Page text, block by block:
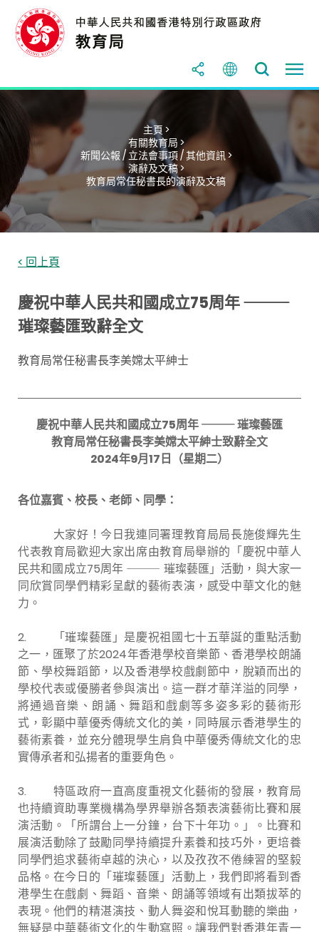
主頁 >
有關教育局 >
新聞公報 / 立法會事項 / 其他資訊 >
演辭及文稿 >
教育局常任秘書長的演辭及文稿
< 回上頁
慶祝中華人民共和國成立75周年 ⸻
璀璨藝匯致辭全文
教育局常任秘書長李美嫦太平紳士
慶祝中華人民共和國成立75周年⸻璀璨藝匯
教育局常任秘書長李美嫦太平紳士致辭全文
2024年9月17日（星期二）
各位嘉賓、校長、老師、同學：
大家好！今日我連同署理教育局局長施俊輝先生
代表教育局歡迎大家出席由教育局舉辦的「慶祝中華人
民共和國成立75周年 ⸻ 璀璨藝匯」活動，與大家一
同欣賞同學們精彩呈獻的藝術表演，感受中華文化的魅
力。
2. 「璀璨藝匯」是慶祝祖國七十五華誕的重點活動
之一，匯聚了於2024年香港學校音樂節、香港學校朗誦
節、學校舞蹈節，以及香港學校戲劇節中，脫穎而出的
學校代表或優勝者參與演出。這一群才華洋溢的同學，
將通過音樂、朗誦、舞蹈和戲劇等多姿多彩的藝術形
式，彰顯中華優秀傳統文化的美，同時展示香港學生的
藝術素養，並充分體現學生肩負中華優秀傳統文化的忠
實傳承者和弘揚者的重要角色。
3. 特區政府一直高度重視文化藝術的發展，教育局
也持續資助專業機構為學界舉辦各類表演藝術比賽和展
演活動。「所謂台上一分鐘，台下十年功。」。比賽和
展演活動除了鼓勵同學持續提升素養和技巧外，更培養
同學們追求藝術卓越的決心，以及孜孜不倦練習的堅毅
品格。在今日的「璀璨藝匯」活動上，我們即將看到香
港學生在戲劇、舞蹈、音樂、朗誦等領域有出類拔萃的
表現。他們的精湛演技、動人舞姿和悅耳動聽的樂曲，
無疑是中華藝術文化的生動寫照。讓我們對香港年青一